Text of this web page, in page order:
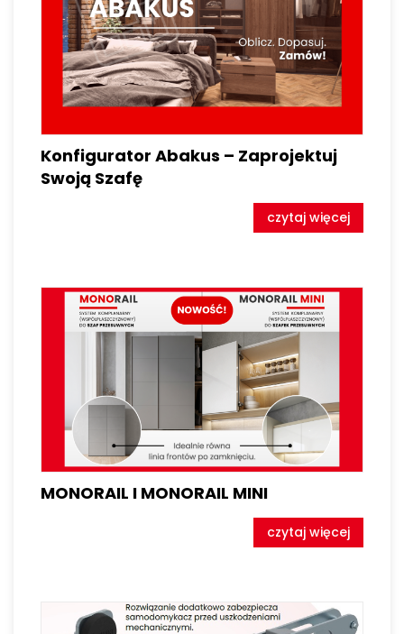
Konfigurator Abakus – Zaprojektuj
Swoją Szafę
czytaj więcej
MONORAIL I MONORAIL MINI
czytaj więcej